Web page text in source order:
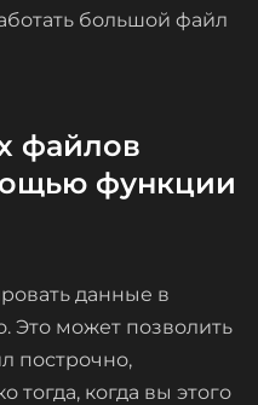
большой файл
файлов
функции
данные в
Это может позволить
построчно,
тогда, когда вы этого